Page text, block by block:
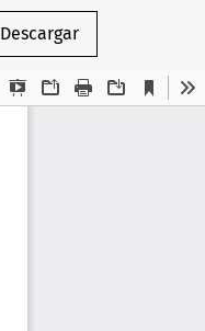
Descargar